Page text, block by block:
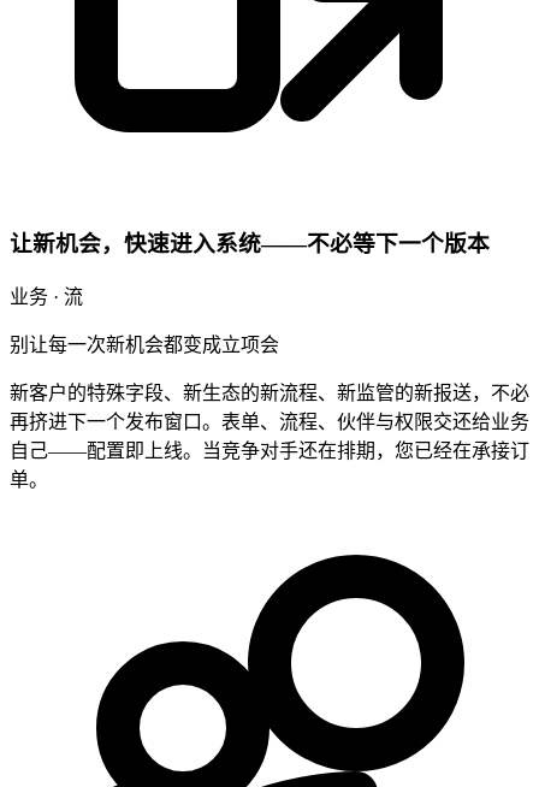
让新机会，快速进入系统——不必等下一个版本
业务 · 流
别让每一次新机会都变成立项会
新客户的特殊字段、新生态的新流程、新监管的新报送，不必
再挤进下一个发布窗口。表单、流程、伙伴与权限交还给业务
自己——配置即上线。当竞争对手还在排期，您已经在承接订
单。